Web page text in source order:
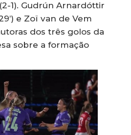
1). Gudrún Arnardóttir
e Zoï van de Vem
dos três golos da
sobre a formação